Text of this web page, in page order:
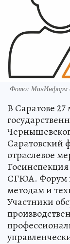
Фото: МинИнформ
В Саратове 27
Саратовский
отраслевое
СГЮА. Форум
методам и
Участники